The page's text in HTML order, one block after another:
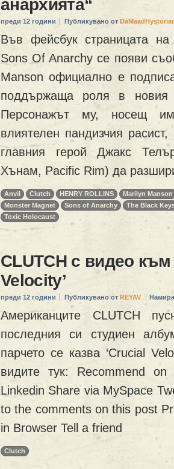
анархията“
преди 12 години Публикувано от
Във фейсбук страницата на
Sons Of Anarchy се появи
Manson официално е
поддържаща роля в новия
Персонажът му, носещ
влиятелен пандизчия
главния герой Джакс
Хънам, Pacific Rim) да
Anvil Clutch HENRY ROLLINS
Marilyn Manson
Monster Magnet
Sons of Anarchy
The Black
Toxic Holocaust
CLUTCH с видео към
Velocity’
преди 12 години Публикувано от REYAV
Американците CLUTCH
последния си студиен
парчето се казва ‘Crucial
видите тук: Recommend
Linkedin Share via MySpace
to the comments on this post
in Browser Tell a friend
Clutch